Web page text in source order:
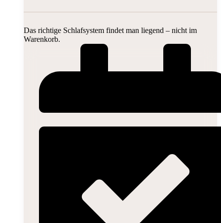
Das richtige Schlafsystem findet man liegend – nicht im
Warenkorb.